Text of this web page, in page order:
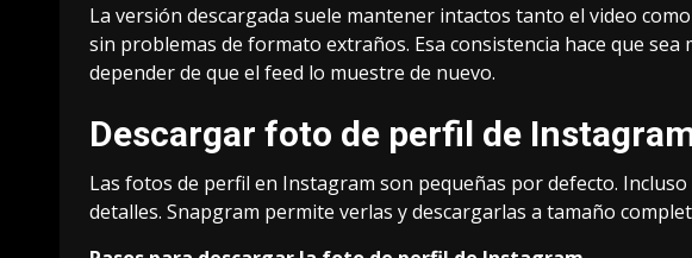
La versión descargada suele mantener intactos tanto el video
sin problemas de formato extraños. Esa consistencia hace que sea
depender de que el feed lo muestre de nuevo.
Descargar foto de perfil de
Las fotos de perfil en Instagram son pequeñas por defecto.
detalles. Snapgram permite verlas y descargarlas a tamaño